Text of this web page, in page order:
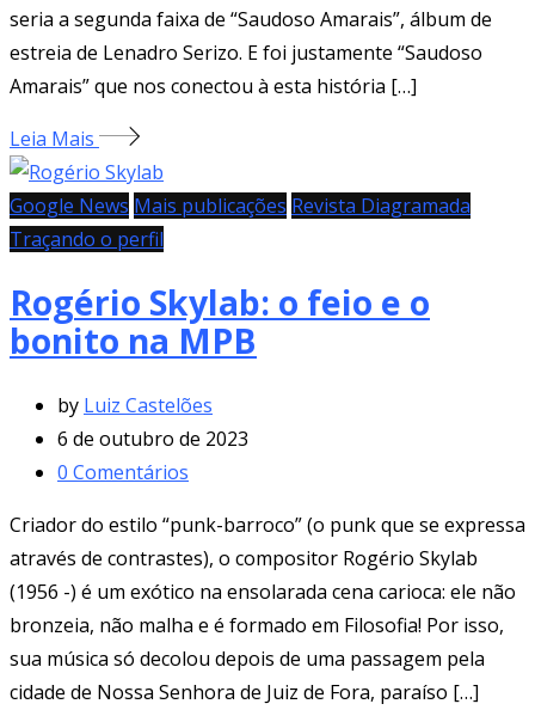
seria a segunda faixa de “Saudoso Amarais”, álbum de
estreia de Lenadro Serizo. E foi justamente “Saudoso
Amarais” que nos conectou à esta história […]
Leia Mais
Google News Mais publicações Revista Diagramada
Traçando o perfil
Rogério Skylab: o feio e o
bonito na MPB
by Luiz Castelões
6 de outubro de 2023
0 Comentários
Criador do estilo “punk-barroco” (o punk que se expressa
através de contrastes), o compositor Rogério Skylab
(1956 -) é um exótico na ensolarada cena carioca: ele não
bronzeia, não malha e é formado em Filosofia! Por isso,
sua música só decolou depois de uma passagem pela
cidade de Nossa Senhora de Juiz de Fora, paraíso […]